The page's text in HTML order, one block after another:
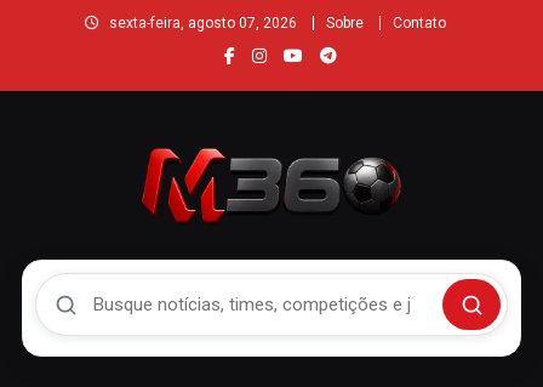
sexta-feira, agosto 07, 2026 Sobre Contato
Buscar